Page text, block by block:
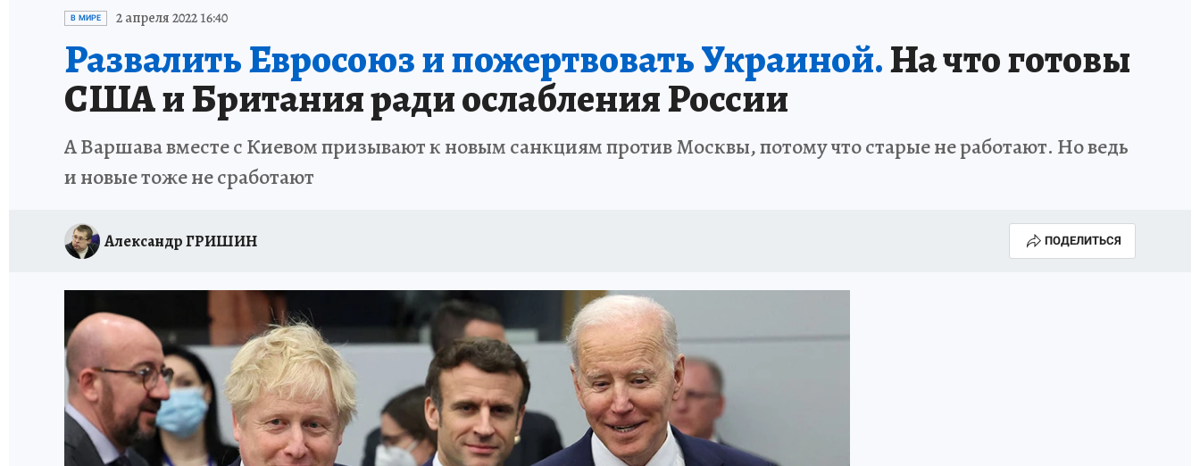
ИСПЫТАНО НА СЕБЕ
В МИРЕ 2 апреля 2022 16:40
Развалить Евросоюз и пожертвовать Украиной.На что готовы
США и Британия ради ослабления России
А Варшава вместе с Киевом призывают к новым санкциям против Москвы, потому что старые не работают. Но ведь
и новые тоже не сработают
Александр ГРИШИН ПОДЕЛИТЬСЯ